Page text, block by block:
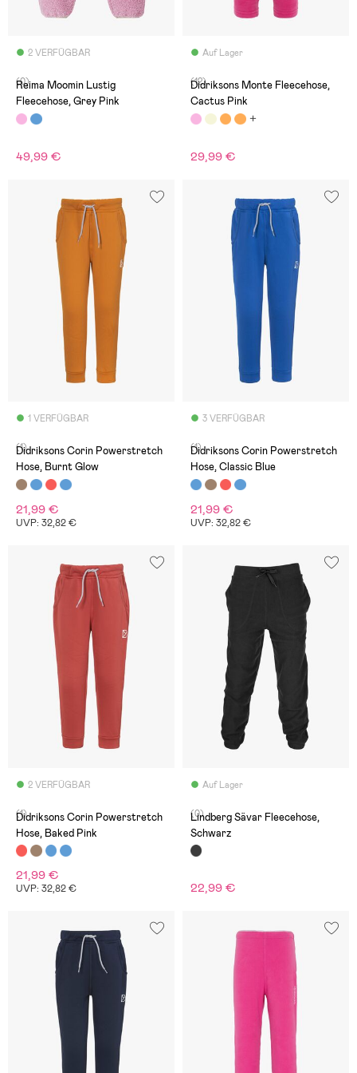
2 VERFÜGBAR
(0)
Reima Moomin Lustig
Fleecehose, Grey Pink
49,99 €
Auf Lager
(12)
Didriksons Monte Fleecehose,
Cactus Pink
29,99 €
1 VERFÜGBAR
(1)
Didriksons Corin Powerstretch
Hose, Burnt Glow
21,99 €
UVP: 32,82 €
3 VERFÜGBAR
(1)
Didriksons Corin Powerstretch
Hose, Classic Blue
21,99 €
UVP: 32,82 €
2 VERFÜGBAR
(1)
Didriksons Corin Powerstretch
Hose, Baked Pink
21,99 €
UVP: 32,82 €
Auf Lager
(0)
Lindberg Sävar Fleecehose,
Schwarz
22,99 €